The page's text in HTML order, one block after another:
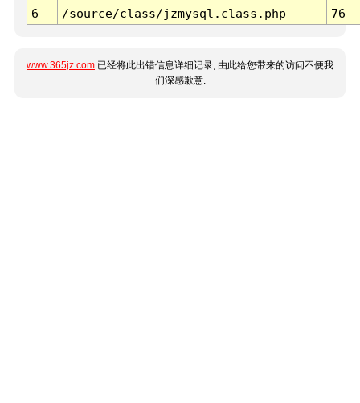
6
/source/class/jzmysql.class.php 76
www.365jz.com 已经将此出错信息详细记录, 由此给您带来的访问不便我
们深感歉意.